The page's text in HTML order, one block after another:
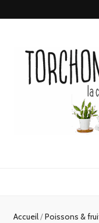
Accueil/Poissons &